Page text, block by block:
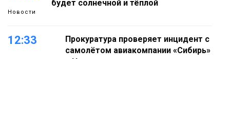
Новости
будет солнечной и тёплой
12:33
Прокуратура проверяет инцидент с
самолётом авиакомпании «Сибирь»
в Норильске